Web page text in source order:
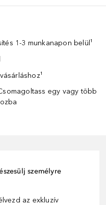
1-3 munkanapon belül¹
egy vagy több
személyre
az exkluzív